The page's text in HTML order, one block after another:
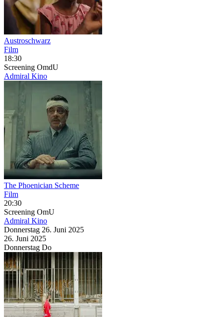
Austroschwarz
Film
18:30
Screening OmdU
Admiral Kino
The Phoenician Scheme
Film
20:30
Screening OmU
Admiral Kino
Donnerstag 26. Juni 2025
26. Juni 2025
Donnerstag Do